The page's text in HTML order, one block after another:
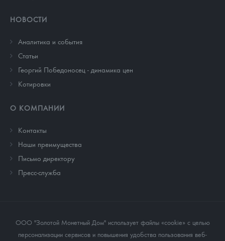
НОВОСТИ
Аналитика и события
Cтатьи
Георгий Победоносец - динамика цен
Котировки
О КОМПАНИИ
Контакты
Наши преимущества
Письмо директору
Пресс-служба
ООО "Золотой Монетный Дом" использует файлы «cookie» с целью
персонализации сервисов и повышения удобства пользования веб-